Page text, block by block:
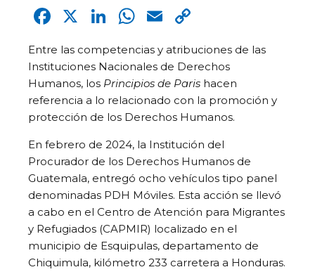
Facebook
X LinkedIn
WhatsApp
Email
Link
Entre las competencias y atribuciones de las
Instituciones Nacionales de Derechos
Humanos, los Principios de Paris hacen
referencia a lo relacionado con la promoción y
protección de los Derechos Humanos.
En febrero de 2024, la Institución del
Procurador de los Derechos Humanos de
Guatemala, entregó ocho vehículos tipo panel
denominadas PDH Móviles. Esta acción se llevó
a cabo en el Centro de Atención para Migrantes
y Refugiados (CAPMIR) localizado en el
municipio de Esquipulas, departamento de
Chiquimula, kilómetro 233 carretera a Honduras.